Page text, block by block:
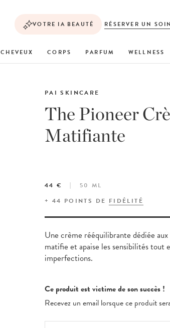
VOTRE IA BEAUTÉ RÉSERVER UN SOIN
CHEVEUX CORPS PARFUM WELLNESS
The Pioneer
Matifiante
PAI SKINCARE
44 € 50 ML
+ 44 POINTS DE FIDÉLITÉ
Une crème rééquilibrante dédiée aux
matifie et apaise les sensibilités tout
imperfections.
Ce produit est victime de son succès !
Recevez un email lorsque ce produit